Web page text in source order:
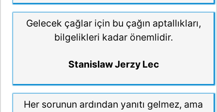
Gelecek çağlar için bu çağın aptallıkları,
bilgelikleri kadar önemlidir.
Stanislaw Jerzy Lec
Her sorunun ardından yanıtı gelmez, ama